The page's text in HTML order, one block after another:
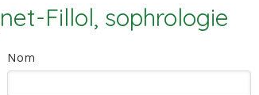
Fillol, sophrologie
Nom